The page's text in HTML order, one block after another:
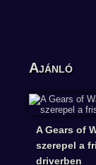
Ajánló
A Gears of
szerepel a
driverben